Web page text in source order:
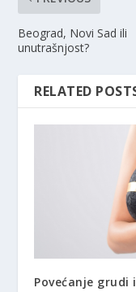
Beograd, Novi Sad ili
unutrašnjost?
RELATED
Povećanje grudi